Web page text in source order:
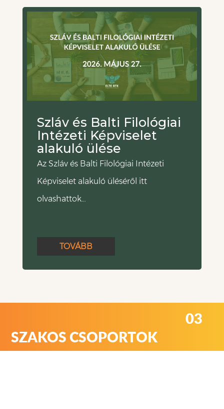
Szláv és Balti Filológiai
Intézeti Képviselet
alakuló ülése
Az Szláv és Balti Filológiai Intézeti
Képviselet alakuló üléséről itt
olvashattok…
TOVÁBB
03
SZAKOS CSOPORTOK